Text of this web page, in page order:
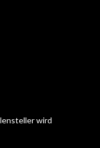
wird